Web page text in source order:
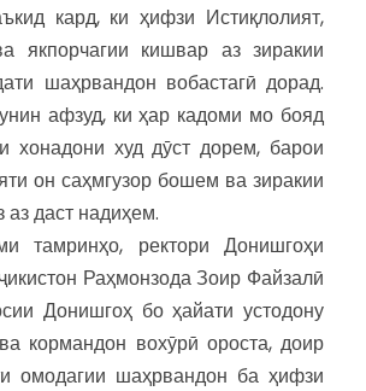
кард, ки ҳифзи Истиқлолият,
якпорчагии кишвар аз зиракии
шаҳрвандон вобастагӣ дорад.
афзуд, ки ҳар кадоми мо бояд
хонадони худ дӯст дорем, барои
он саҳмгузор бошем ва зиракии
аз даст надиҳем.
тамринҳо, ректори Донишгоҳи
Раҳмонзода Зоир Файзалӣ
Донишгоҳ бо ҳайати устодону
кормандон вохӯрӣ ороста, доир
омодагии шаҳрвандон ба ҳифзи